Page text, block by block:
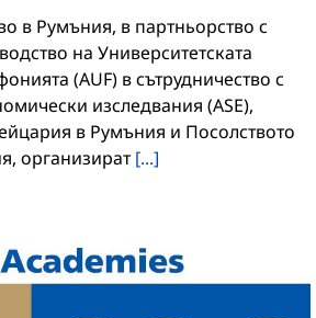
в Румъния, в партньорство с
на Университетската
(AUF) в сътрудничество с
изследвания (ASE),
в Румъния и Посолството
организират[...]